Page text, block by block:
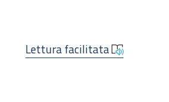
Lettura facilitata